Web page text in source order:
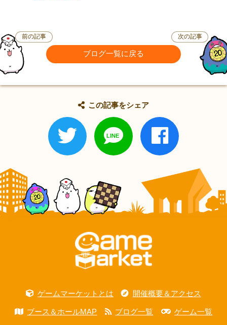
前の記事
ブログ一覧に戻る
次の記事
この記事をシェア
ゲームマーケットとは 開催概要＆アクセス
ブース＆ホールMAP ブログ一覧 ゲーム一覧